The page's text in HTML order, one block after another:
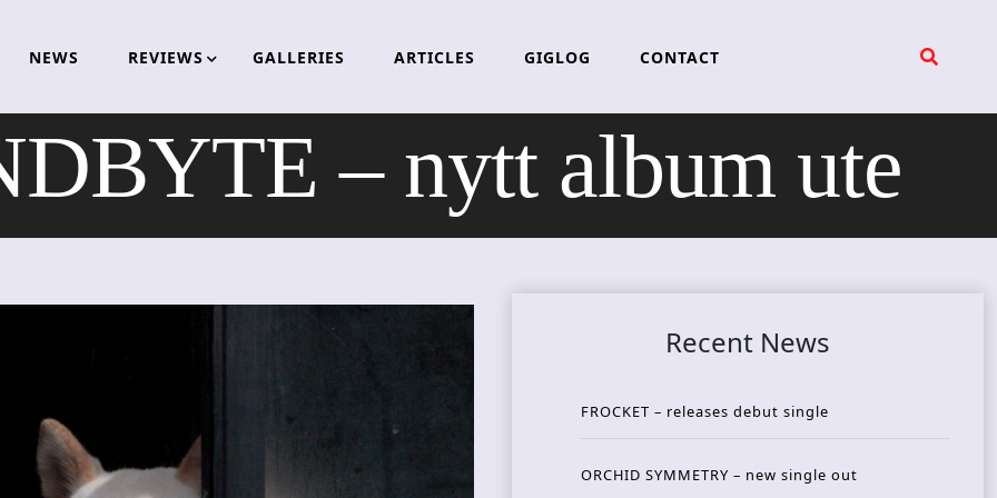
NEWS REVIEWS GALLERIES ARTICLES GIGLOG CONTACT
– nytt album ute
Recent News
FROCKET – releases debut single
ORCHID SYMMETRY – new single out